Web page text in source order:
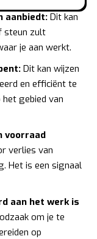
aanbiedt: Dit kan
steun zult
je aan werkt.
Dit kan wijzen
en efficiënt te
gebied van
voorraad
verlies van
Het is een signaal
aan het werk is
om je te
op